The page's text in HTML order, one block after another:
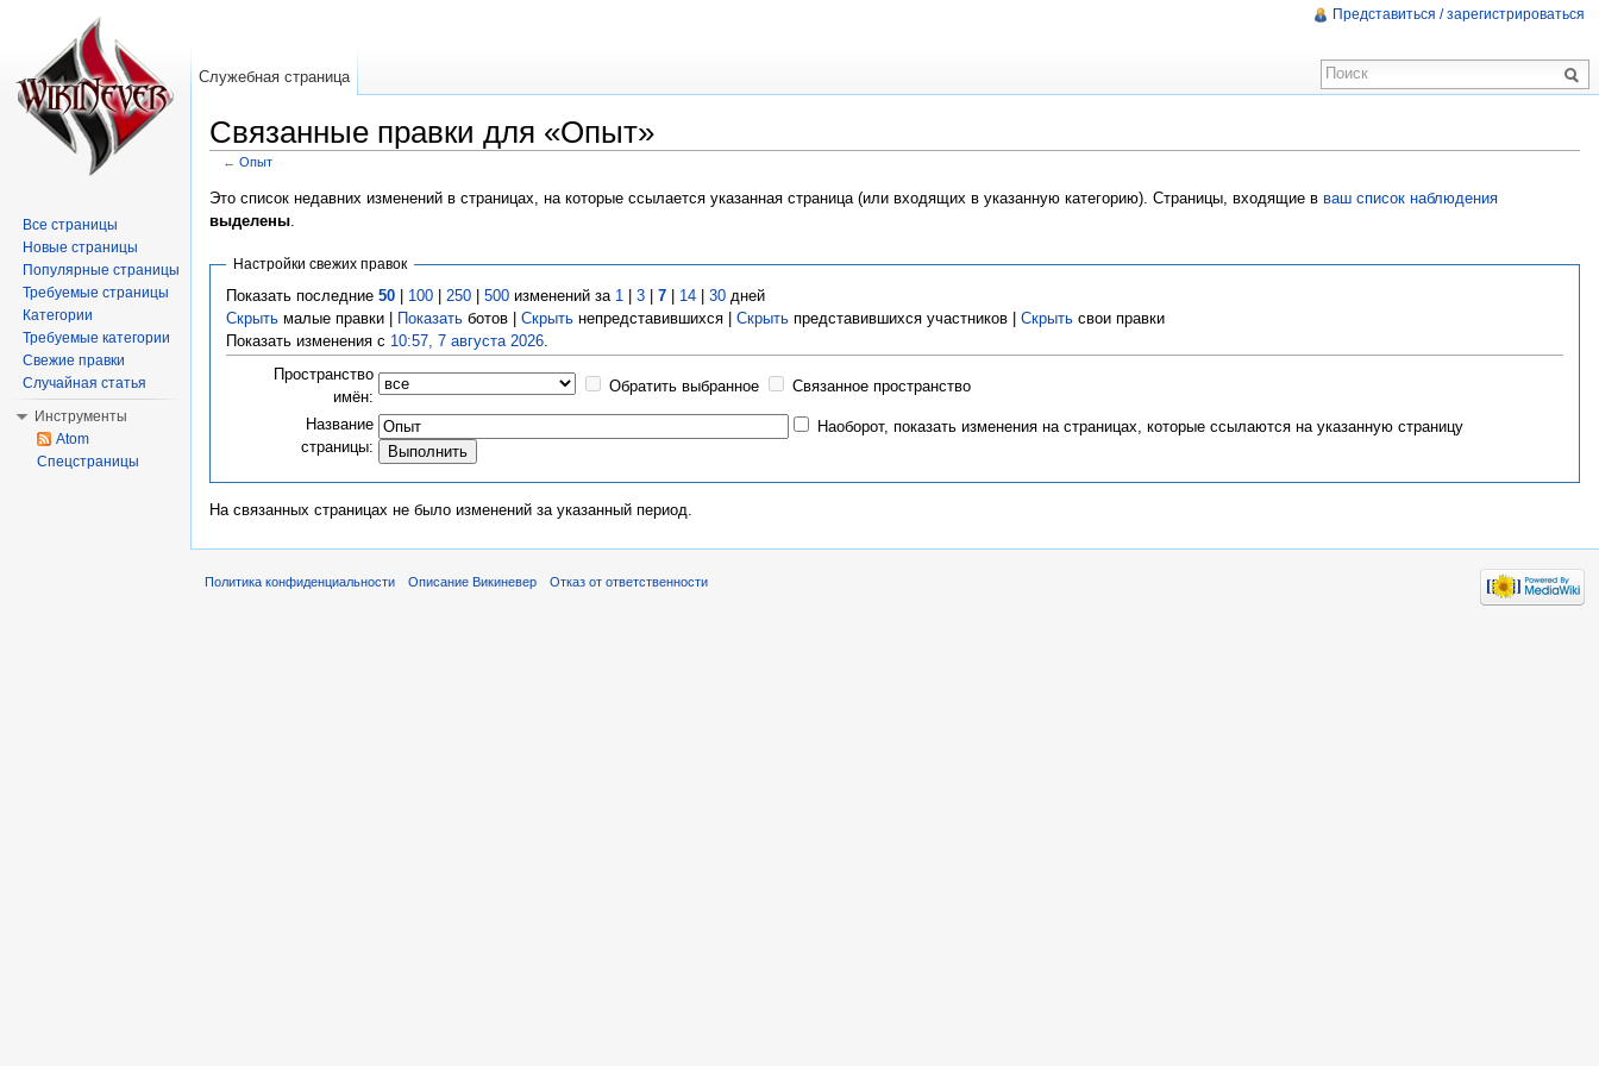
Связанные правки для «Опыт»
← Опыт
Это список недавних изменений в страницах, на которые ссылается указанная страница (или входящих в указанную категорию). Страницы, входящие в ваш список наблюдения
выделены
Настройки свежих правок
Показать последние 50| 100| 250| 500изменений за 1 | 3| 7| 14| 30дней
Скрытьмалые правки | Показатьботов | Скрытьнепредставившихся | Скрытьпредставившихся участников | Скрытьсвои правки
Показать изменения с 10:57, 7 августа 2026.
Пространство
имён:
Обратить выбранное Связанное пространство
Название
страницы:
Наоборот, показать изменения на страницах, которые ссылаются на указанную страницу
На связанных страницах не было изменений за указанный период.
Представиться / зарегистрироваться
Служебная страница
Все страницы
Новые страницы
Популярные страницы
Требуемые страницы
Категории
Требуемые категории
Свежие правки
Случайная статья
Инструменты
Atom
Спецстраницы
Политика конфиденциальности Описание Викиневер Отказ от ответственности